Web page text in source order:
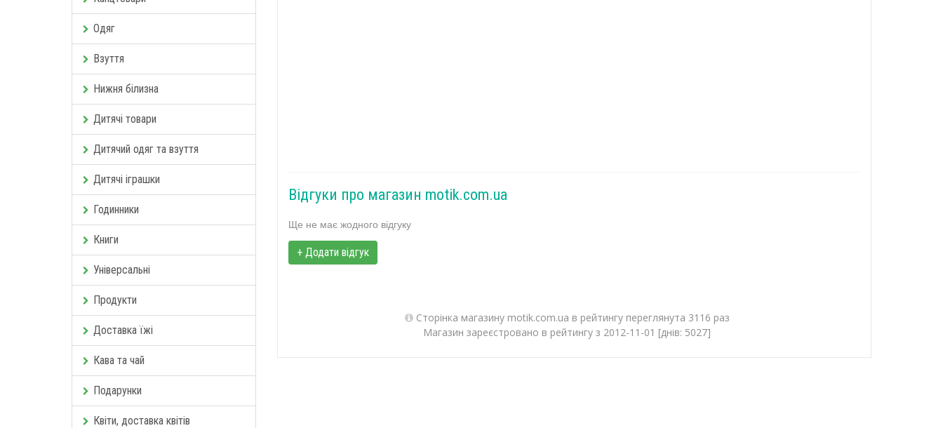
Одяг
Взуття
Нижня білизна
Дитячі товари
Дитячий одяг та взуття
Дитячі іграшки
Годинники
Книги
Універсальні
Продукти
Доставка їжі
Кава та чай
Подарунки
Квіти, доставка квітів
Відгуки про магазин motik.com.ua
Ще не має жодного відгуку
+ Додати відгук
Сторінка магазину motik.com.ua в рейтингу переглянута 3116 раз
Магазин зареєстровано в рейтингу з 2012-11-01 [днів: 5027]